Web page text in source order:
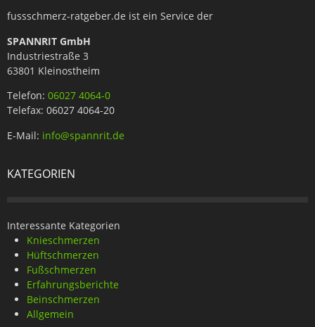
fussschmerz-ratgeber.de ist ein Service der
SPANNRIT GmbH
Industriestraße 3
63801 Kleinostheim
Telefon: 06027 4064-0
Telefax: 06027 4064-20
E-Mail: info@spannrit.de
KATEGORIEN
Interessante Kategorien
Knieschmerzen
Hüftschmerzen
Fußschmerzen
Erfahrungsberichte
Beinschmerzen
Allgemein